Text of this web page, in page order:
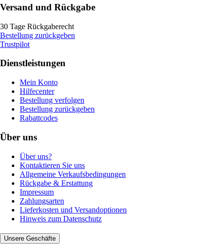
Versand und Rückgabe
30 Tage Rückgaberecht
Bestellung zurückgeben
Trustpilot
Dienstleistungen
Mein Konto
Hilfecenter
Bestellung verfolgen
Bestellung zurückgeben
Rabattcodes
Über uns
Über uns?
Kontaktieren Sie uns
Allgemeine Verkaufsbedingungen
Rückgabe & Erstattung
Impressum
Zahlungsarten
Lieferkosten und Versandoptionen
Hinweis zum Datenschutz
Unsere Geschäfte